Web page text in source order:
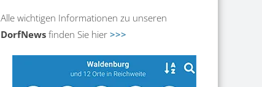
Alle wichtigen Informationen zu unseren
DorfNewsfinden Sie hier >>>